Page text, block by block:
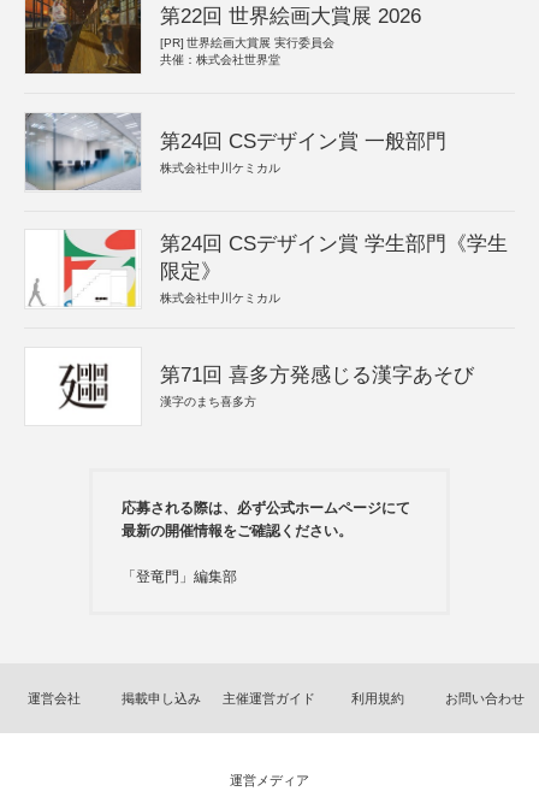
第22回 世界絵画大賞展 2026
[PR] 世界絵画大賞展 実行委員会
共催：株式会社世界堂
第24回 CSデザイン賞 一般部門
株式会社中川ケミカル
第24回 CSデザイン賞 学生部門《学生
限定》
株式会社中川ケミカル
第71回 喜多方発感じる漢字あそび
漢字のまち喜多方
応募される際は、必ず公式ホームページにて
最新の開催情報をご確認ください。
「登竜門」編集部
運営会社 掲載申し込み 主催運営ガイド 利用規約 お問い合わせ
運営メディア